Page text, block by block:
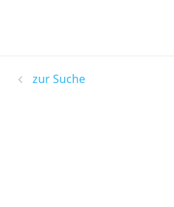
zur Suche